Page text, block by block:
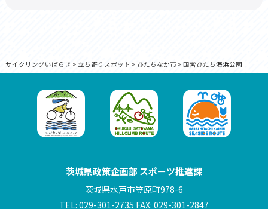
サイクリングいばらき > 立ち寄りスポット > ひたちなか市> 国営ひたち海浜公園
茨城県政策企画部 スポーツ推進課
茨城県水戸市笠原町978-6
TEL: 029-301-2735 FAX: 029-301-2847